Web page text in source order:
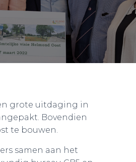
grote uitdaging in
Bovendien
te bouwen.
samen aan het